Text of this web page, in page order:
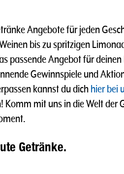
Angebote für jeden
bis zu spritzigen
passende Angebot für deinen
Gewinnspiele und
kannst du dich hier bei
Komm mit uns in die Welt der
Getränke.